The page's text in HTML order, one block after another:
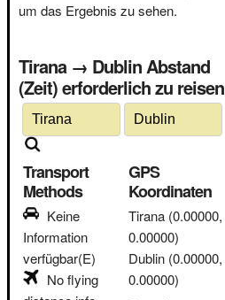
um das Ergebnis zu sehen.
Tirana → Dublin Abstand
(Zeit) erforderlich zu reisen
Transport
Methods
Keine
Information
verfügbar(E)
No flying
GPS
Koordinaten
Tirana (0.00000,
0.00000)
Dublin (0.00000,
0.00000)